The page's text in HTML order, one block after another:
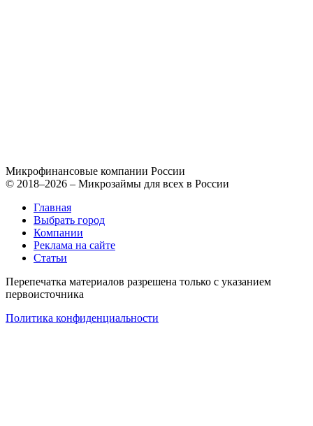
Микрофинансовые компании России
© 2018–2026 – Микрозаймы для всех в России
Главная
Выбрать город
Компании
Реклама на сайте
Статьи
Перепечатка материалов разрешена только с указанием
первоисточника
Политика конфиденциальности